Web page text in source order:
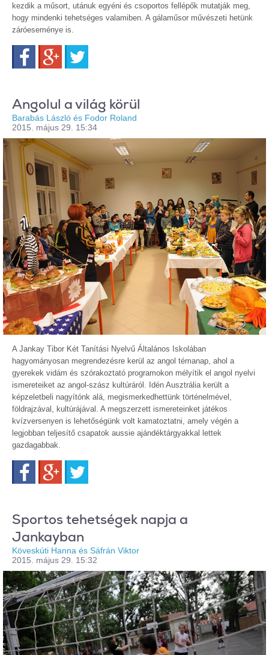
kezdik a műsort, utánuk egyéni és csoportos fellépők mutatják meg,
hogy mindenki tehetséges valamiben. A gálaműsor művészeti hetünk
záróeseménye is.
FacebookGoogle+
Angolul a világ körül
Barabás László és Fodor Roland
2015. május 29. 15:34
A Jankay Tibor Két Tanítási Nyelvű Általános Iskolában
hagyományosan megrendezésre kerül az angol témanap, ahol a
gyerekek vidám és szórakoztató programokon mélyítik el angol nyelvi
ismereteiket az angol-szász kultúráról. Idén Ausztrália került a
képzeletbeli nagyítónk alá, megismerkedhettünk történelmével,
földrajzával, kultúrájával. A megszerzett ismereteinket játékos
kvízversenyen is lehetőségünk volt kamatoztatni, amely végén a
legjobban teljesítő csapatok aussie ajándéktárgyakkal lettek
gazdagabbak.
FacebookGoogle+
Sportos tehetségek napja a
Jankayban
Köveskúti Hanna és Sáfrán Viktor
2015. május 29. 15:32